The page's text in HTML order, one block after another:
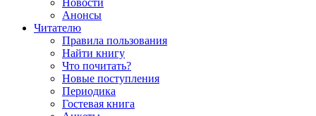
Новости
Анонсы
Читателю
Правила пользования
Найти книгу
Что почитать?
Новые поступления
Периодика
Гостевая книга